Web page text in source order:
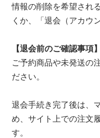
情報の削除を希望され
くか、「退会（アカウ
【退会前のご確認事項】
ご予約商品や未発送の
ださい。
退会手続き完了後は、
め、サイト上での注文
す。